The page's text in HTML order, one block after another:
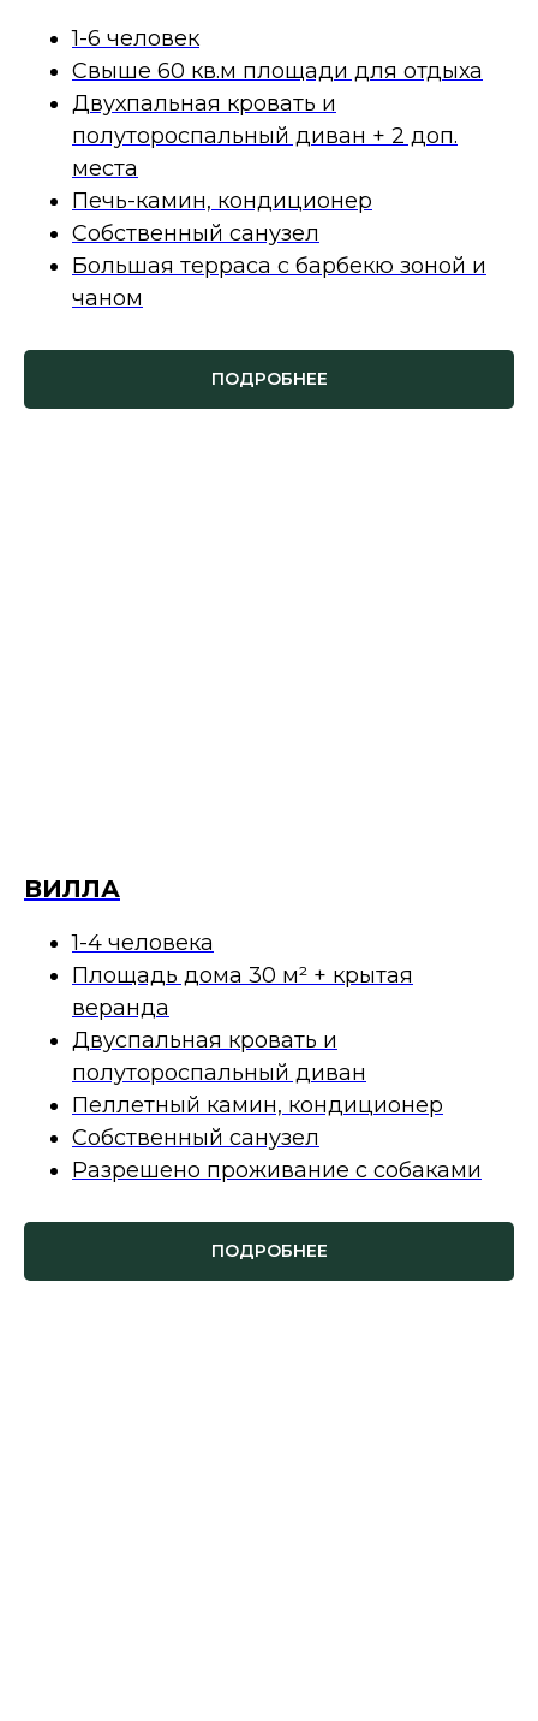
1-6 человек
Свыше 60 кв.м площади для отдыха
Двухпальная кровать и
полутороспальный диван + 2 доп.
места
Печь-камин, кондиционер
Собственный санузел
Большая терраса с барбекю зоной и
чаном
ПОДРОБНЕЕ
ВИЛЛА
1-4 человека
Площадь дома 30 м² + крытая
веранда
Двуспальная кровать и
полутороспальный диван
Пеллетный камин, кондиционер
Собственный санузел
Разрешено проживание с собаками
ПОДРОБНЕЕ